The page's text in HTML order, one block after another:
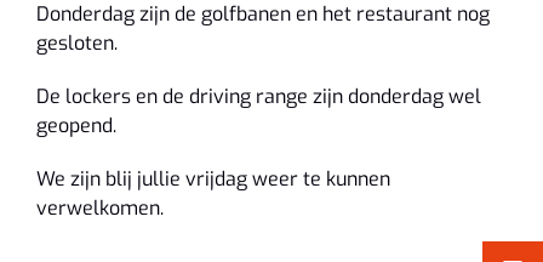
Donderdag zijn de golfbanen en het restaurant nog
gesloten.
De lockers en de driving range zijn donderdag wel
geopend.
We zijn blij jullie vrijdag weer te kunnen
verwelkomen.